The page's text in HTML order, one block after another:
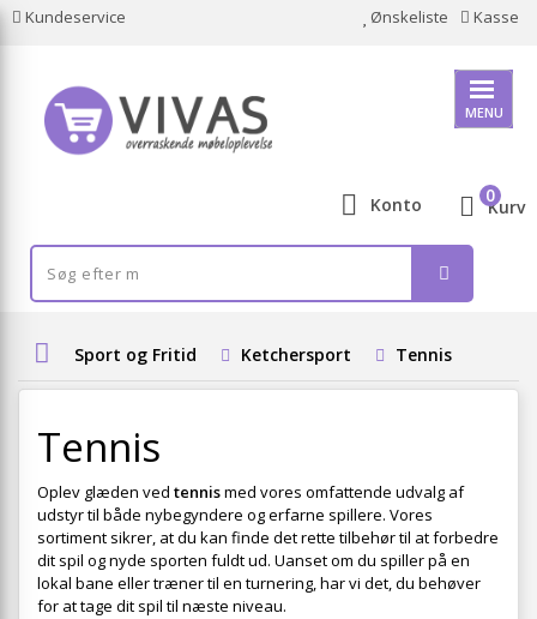
Kundeservice Ønskeliste Kasse
MENU
Konto Kurv
0
Sport og Fritid Ketchersport Tennis
Tennis
Oplev glæden ved tennismed vores omfattende udvalg af
udstyr til både nybegyndere og erfarne spillere. Vores
sortiment sikrer, at du kan finde det rette tilbehør til at forbedre
dit spil og nyde sporten fuldt ud. Uanset om du spiller på en
lokal bane eller træner til en turnering, har vi det, du behøver
for at tage dit spil til næste niveau.